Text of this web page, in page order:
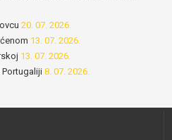
20. 07. 2026.
13. 07. 2026.
13. 07. 2026.
8. 07. 2026.